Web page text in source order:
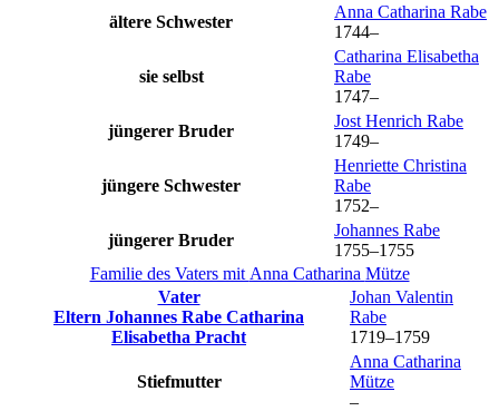
ältere Schwester
Anna Catharina Rabe
1744–
sie selbst
Catharina Elisabetha
Rabe
1747–
jüngerer Bruder
Jost Henrich Rabe
1749–
jüngere Schwester
Henriette Christina
Rabe
1752–
jüngerer Bruder
Johannes Rabe
1755–1755
Familie des Vaters mit Anna Catharina Mütze
Vater
Eltern Johannes Rabe Catharina
Elisabetha Pracht
Johan Valentin
Rabe
1719–1759
Stiefmutter
Anna Catharina
Mütze
–